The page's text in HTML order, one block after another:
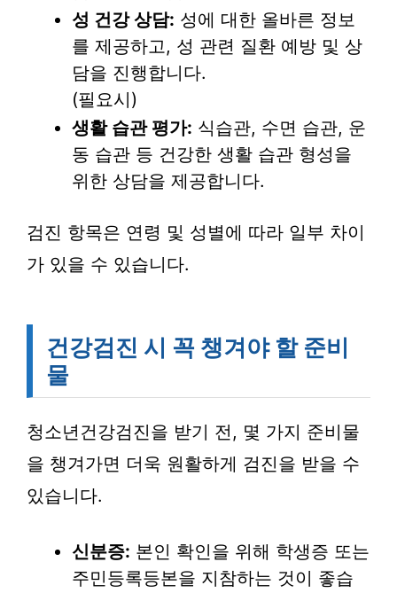
성 건강 상담: 성에 대한 올바른 정보
를 제공하고, 성 관련 질환 예방 및 상
담을 진행합니다.
(필요시)
생활 습관 평가: 식습관, 수면 습관, 운
동 습관 등 건강한 생활 습관 형성을
위한 상담을 제공합니다.
검진 항목은 연령 및 성별에 따라 일부 차이
가 있을 수 있습니다.
건강검진 시 꼭 챙겨야 할 준비
물
청소년건강검진을 받기 전, 몇 가지 준비물
을 챙겨가면 더욱 원활하게 검진을 받을 수
있습니다.
신분증: 본인 확인을 위해 학생증 또는
주민등록등본을 지참하는 것이 좋습